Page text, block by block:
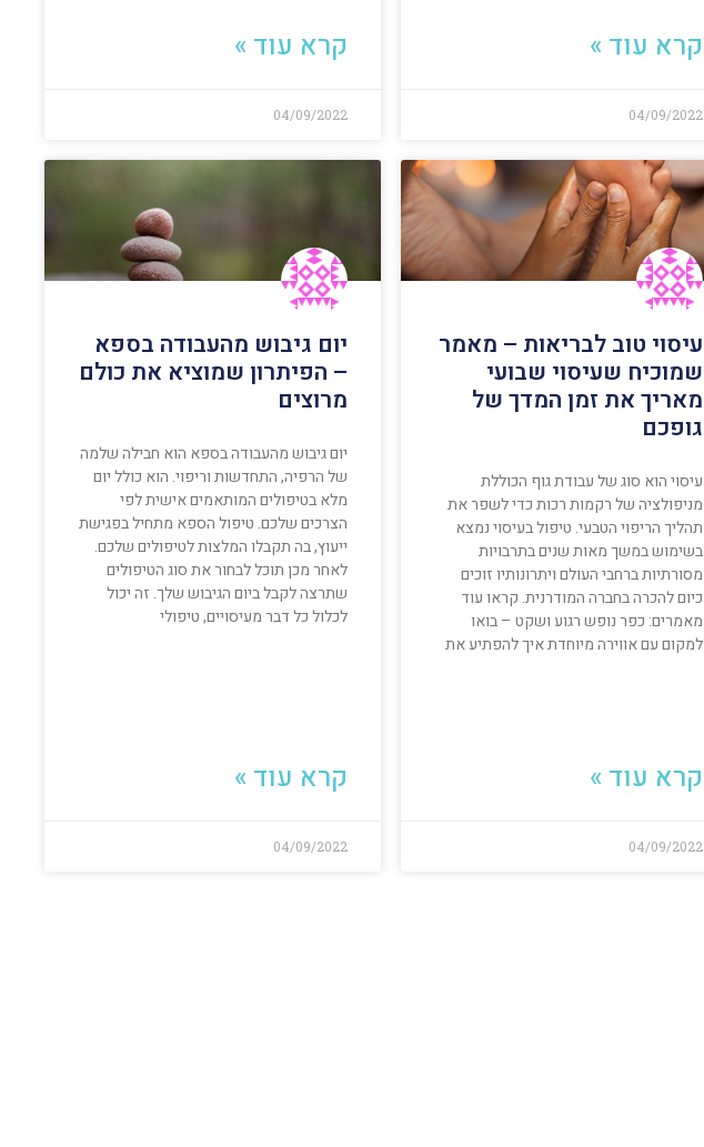
קרא עוד »
04/09/2022
קרא עוד »
04/09/2022
עיסוי טוב לבריאות – מאמר
שמוכיח שעיסוי שבועי
מאריך את זמן המדך של
גופכם
עיסוי הוא סוג של עבודת גוף הכוללת
מניפולציה של רקמות רכות כדי לשפר את
תהליך הריפוי הטבעי. טיפול בעיסוי נמצא
בשימוש במשך מאות שנים בתרבויות
מסורתיות ברחבי העולם ויתרונותיו זוכים
כיום להכרה בחברה המודרנית. קראו עוד
מאמרים: כפר נופש רגוע ושקט – בואו
למקום עם אווירה מיוחדת איך להפתיע את
קרא עוד »
04/09/2022
יום גיבוש מהעבודה בספא
– הפיתרון שמוציא את כולם
מרוצים
יום גיבוש מהעבודה בספא הוא חבילה שלמה
של הרפיה, התחדשות וריפוי. הוא כולל יום
מלא בטיפולים המותאמים אישית לפי
הצרכים שלכם. טיפול הספא מתחיל בפגישת
ייעוץ, בה תקבלו המלצות לטיפולים שלכם.
לאחר מכן תוכל לבחור את סוג הטיפולים
שתרצה לקבל ביום הגיבוש שלך. זה יכול
לכלול כל דבר מעיסויים, טיפולי
קרא עוד »
04/09/2022